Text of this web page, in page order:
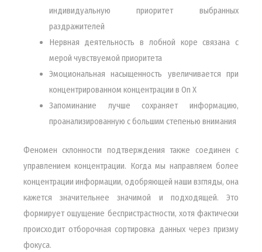
индивидуальную приоритет выбранных
раздражителей
Нервная деятельность в лобной коре связана с
мерой чувствуемой приоритета
Эмоциональная насыщенность увеличивается при
концентрированном концентрации в On X
Запоминание лучше сохраняет информацию,
проанализированную с большим степенью внимания
Феномен склонности подтверждения также соединен с
управлением концентрации. Когда мы направляем более
концентрации информации, одобряющей наши взгляды, она
кажется значительнее значимой и подходящей. Это
формирует ощущение беспристрастности, хотя фактически
происходит отборочная сортировка данных через призму
фокуса.